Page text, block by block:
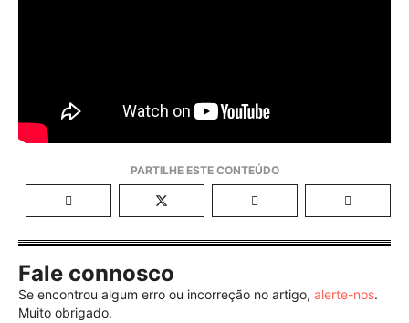
Fale connosco
Se encontrou algum erro ou incorreção no artigo, alerte-nos.
Muito obrigado.